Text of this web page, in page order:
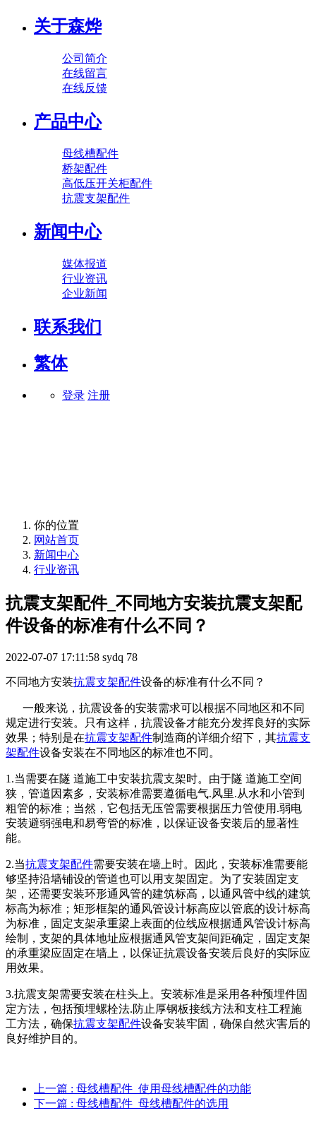
关于森烨
公司简介
在线留言
在线反馈
产品中心
母线槽配件
桥架配件
高低压开关柜配件
抗震支架配件
新闻中心
媒体报道
行业资讯
企业新闻
联系我们
繁体
登录 注册
你的位置
网站首页
新闻中心
行业资讯
抗震支架配件_不同地方安装抗震支架配
件设备的标准有什么不同？
2022-07-07 17:11:58 sydq 78
不同地方安装抗震支架配件设备的标准有什么不同？
一般来说，抗震设备的安装需求可以根据不同地区和不同
规定进行安装。只有这样，抗震设备才能充分发挥良好的实际
效果；特别是在抗震支架配件制造商的详细介绍下，其抗震支
架配件设备安装在不同地区的标准也不同。
1.当需要在隧 道施工中安装抗震支架时。由于隧 道施工空间
狭，管道因素多，安装标准需要遵循电气.风里.从水和小管到
粗管的标准；当然，它包括无压管需要根据压力管使用.弱电
安装避弱强电和易弯管的标准，以保证设备安装后的显著性
能。
2.当抗震支架配件需要安装在墙上时。因此，安装标准需要能
够坚持沿墙铺设的管道也可以用支架固定。为了安装固定支
架，还需要安装环形通风管的建筑标高，以通风管中线的建筑
标高为标准；矩形框架的通风管设计标高应以管底的设计标高
为标准，固定支架承重梁上表面的位线应根据通风管设计标高
绘制，支架的具体地址应根据通风管支架间距确定，固定支架
的承重梁应固定在墙上，以保证抗震设备安装后良好的实际应
用效果。
3.抗震支架需要安装在柱头上。安装标准是采用各种预埋件固
定方法，包括预埋螺栓法.防止厚钢板接线方法和支柱工程施
工方法，确保抗震支架配件设备安装牢固，确保自然灾害后的
良好维护目的。
上一篇 : 母线槽配件_使用母线槽配件的功能
下一篇 : 母线槽配件_母线槽配件的选用